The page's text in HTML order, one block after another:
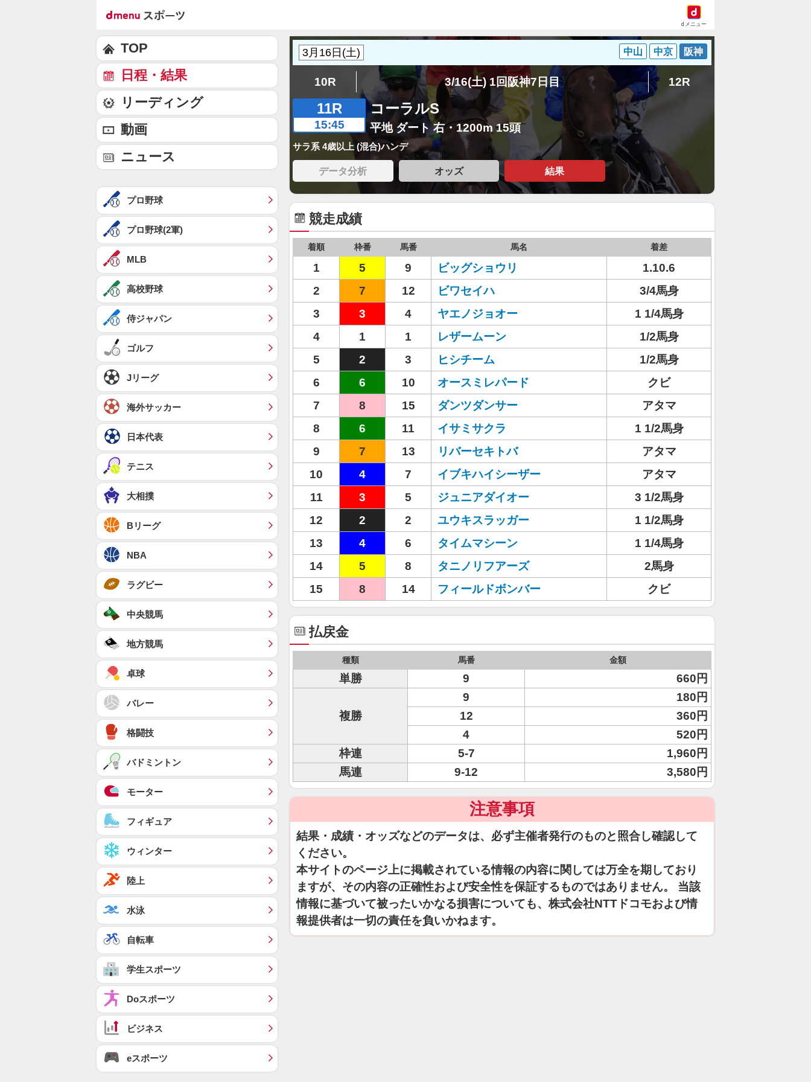
dメニュー
中山 中京 阪神
10R 3/16(土) 1回阪神7日目 12R
11R
15:45
コーラルS
平地 ダート 右・1200m 15頭
サラ系 4歳以上 (混合)ハンデ
データ分析 オッズ 結果
競走成績
着順 枠番 馬番 馬名 着差
1 5 9 ビッグショウリ
1.10.6
2
7 12 ビワセイハ
3/4馬身
3
3 4 ヤエノジョオー
1 1/4馬身
4
1 1 レザームーン
1/2馬身
5
2 3 ヒシチーム
1/2馬身
6
6 10 オースミレパード
クビ
7
8 15 ダンツダンサー
アタマ
8
6 11 イサミサクラ
1 1/2馬身
9
7 13 リバーセキトバ
アタマ
10
4 7 イブキハイシーザー
アタマ
11
3 5 ジュニアダイオー
3 1/2馬身
12
2 2 ユウキスラッガー
1 1/2馬身
13
4 6 タイムマシーン
1 1/4馬身
14
5 8 タニノリフアーズ
2馬身
15
8 14 フィールドボンバー クビ
払戻金
種類 馬番 金額
単勝 9 660円
複勝
9
180円
12
360円
4
520円
枠連
5-7
1,960円
馬連
9-12 3,580円
注意事項
結果・成績・オッズなどのデータは、必ず主催者発行のものと照合し確認して
ください。
本サイトのページ上に掲載されている情報の内容に関しては万全を期しており
ますが、その内容の正確性および安全性を保証するものではありません。 当該
情報に基づいて被ったいかなる損害についても、株式会社NTTドコモおよび情
報提供者は一切の責任を負いかねます。
TOP
日程・結果
リーディング
動画
ニュース
プロ野球
プロ野球(2軍)
MLB
高校野球
侍ジャパン
ゴルフ
Jリーグ
海外サッカー
日本代表
テニス
大相撲
Bリーグ
NBA
ラグビー
中央競馬
地方競馬
卓球
バレー
格闘技
バドミントン
モーター
フィギュア
ウィンター
陸上
水泳
自転車
学生スポーツ
Doスポーツ
ビジネス
eスポーツ